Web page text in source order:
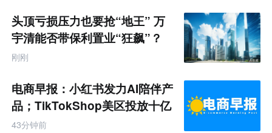
题
头顶亏损压力也要抢“地王” 万
宇清能否带保利置业“狂飙”？
刚刚
电商早报：小红书发力AI陪伴产
品；TikTokShop美区投放十亿
43分钟前